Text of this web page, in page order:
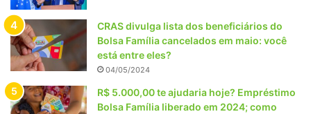
CRAS divulga lista dos beneficiários do
Bolsa Família cancelados em maio: você
está entre eles?
04/05/2024
R$ 5.000,00 te ajudaria hoje? Empréstimo
Bolsa Família liberado em 2024; como